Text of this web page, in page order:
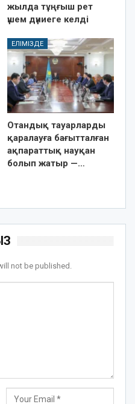
жылда тұңғыш рет
үшем дүниеге келді
ЕЛІМІЗДЕ
Отандық тауарларды
қаралауға бағытталған
ақпараттық науқан
болып жатыр —…
not be published.